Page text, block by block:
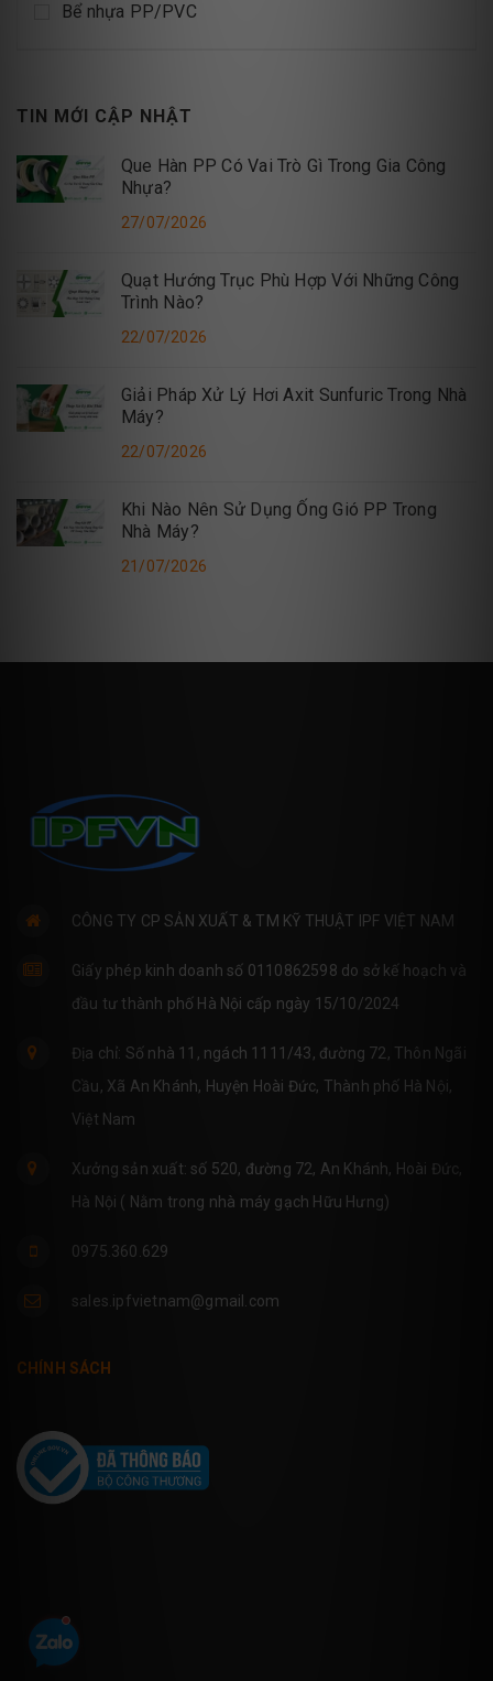
Bể nhựa PP/PVC
TIN MỚI CẬP NHẬT
Que Hàn PP Có Vai Trò Gì Trong Gia Công
Nhựa?
27/07/2026
Quạt Hướng Trục Phù Hợp Với Những Công
Trình Nào?
22/07/2026
Giải Pháp Xử Lý Hơi Axit Sunfuric Trong Nhà
Máy?
22/07/2026
Khi Nào Nên Sử Dụng Ống Gió PP Trong
Nhà Máy?
21/07/2026
CÔNG TY CP SẢN XUẤT & TM KỸ THUẬT IPF VIỆT NAM
Giấy phép kinh doanh số 0110862598 do sở kế hoạch và
đầu tư thành phố Hà Nội cấp ngày 15/10/2024
Địa chỉ: Số nhà 11, ngách 1111/43, đường 72, Thôn Ngãi
Cầu, Xã An Khánh, Huyện Hoài Đức, Thành phố Hà Nội,
Việt Nam
Xưởng sản xuất: số 520, đường 72, An Khánh, Hoài Đức,
Hà Nội ( Nằm trong nhà máy gạch Hữu Hưng)
0975.360.629
sales.ipfvietnam@gmail.com
CHÍNH SÁCH